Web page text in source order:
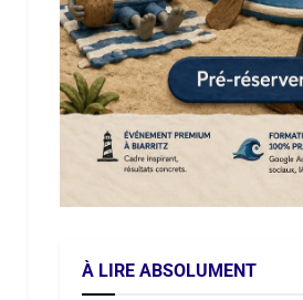
À LIRE ABSOLUMENT